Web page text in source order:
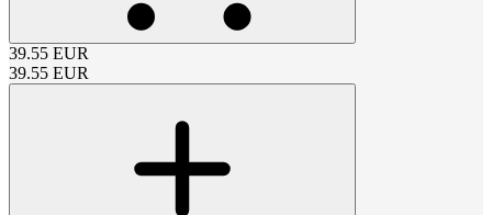
39.55 EUR
39.55 EUR